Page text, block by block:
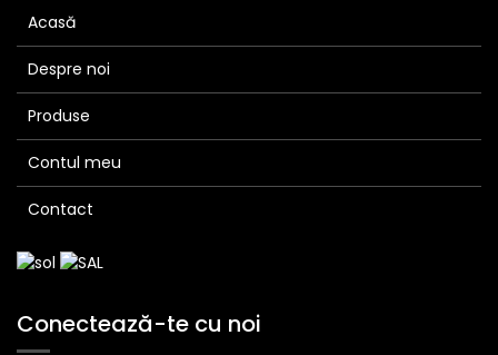
Acasă
Despre noi
Produse
Contul meu
Contact
Conectează-te cu noi